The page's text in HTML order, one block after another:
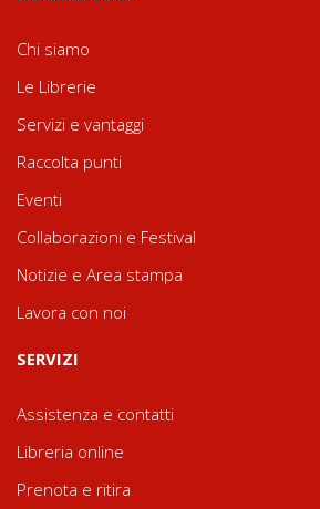
Chi siamo
Le Librerie
Servizi e vantaggi
Raccolta punti
Eventi
Collaborazioni e Festival
Notizie e Area stampa
Lavora con noi
SERVIZI
Assistenza e contatti
Libreria online
Prenota e ritira